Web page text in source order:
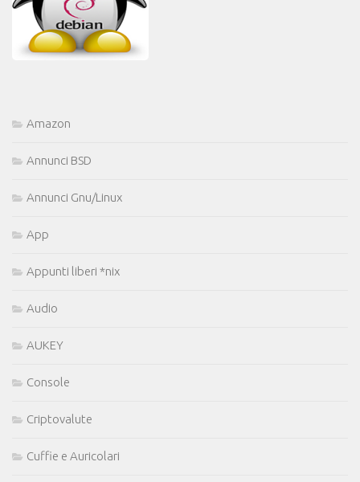
Amazon
Annunci BSD
Annunci Gnu/Linux
App
Appunti liberi *nix
Audio
AUKEY
Console
Criptovalute
Cuffie e Auricolari